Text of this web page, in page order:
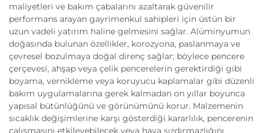
maliyetleri ve bakım çabalarını azaltarak güvenilir
performans arayan gayrimenkul sahipleri için üstün bir
uzun vadeli yatırım haline gelmesini sağlar. Alüminyumun
doğasında bulunan özellikler, korozyona, paslanmaya ve
çevresel bozulmaya doğal direnç sağlar; böylece pencere
çerçevesi, ahşap veya çelik pencerelerin gerektirdiği gibi
boyama, vernikleme veya koruyucu kaplamalar gibi düzenli
bakım uygulamalarına gerek kalmadan on yıllar boyunca
yapısal bütünlüğünü ve görünümünü korur. Malzemenin
sıcaklık değişimlerine karşı gösterdiği kararlılık, pencerenin
çalışmasını etkileyebilecek veya hava sızdırmazlığını